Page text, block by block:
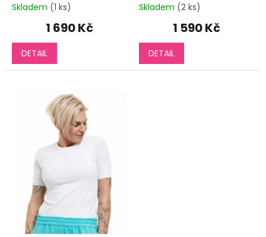
Skladem (1 ks)
1 690 Kč
DETAIL
Skladem (2 ks)
1 590 Kč
DETAIL